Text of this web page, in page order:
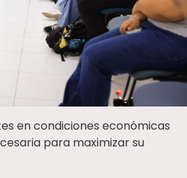
en condiciones económicas
para maximizar su